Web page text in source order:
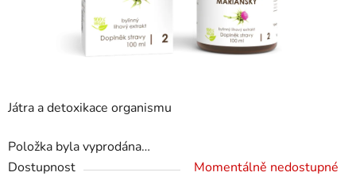
Játra a detoxikace organismu
Položka byla vyprodána…
Dostupnost
Momentálně nedostupné